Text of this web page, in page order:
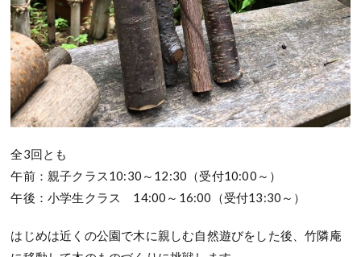
全3回とも
午前：親子クラス10:30～12:30（受付10:00～）
午後：小学生クラス 14:00～16:00（受付13:30～）
はじめは近くの公園で木に親しむ自然遊びをした後、竹隣庵